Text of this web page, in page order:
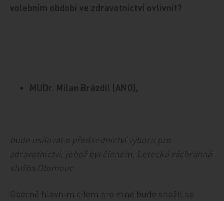
volebním období ve zdravotnictví ovlivnit?
MUDr. Milan Brázdil (ANO),
bude usilovat o předsednictví výboru pro
zdravotnictví, jehož byl členem, Letecká záchranná
služba Olomouc
Obecně hlavním cílem pro mne bude snažit se